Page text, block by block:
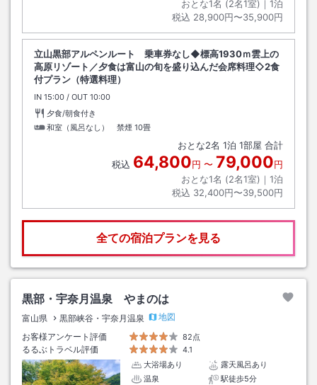
おとな1名 (2名1室)｜ 1泊
税込 28,900円〜35,900円
立山黒部アルペンルート 乗車券なし◆標高1930ｍ雲上の
高原リゾート／夕食は富山の旬を盛り込んだ会席料理◇2食
付プラン（特選料理）
IN チェックイン
15:00 / OUT チェックアウト
10:00
夕食/朝食付き
和室（風呂なし） 禁煙 10畳
おとな2名 1泊 1部屋 合計
税込 64,800円 〜 79,000円
おとな1名 (2名1室)｜ 1泊
税込 32,400円〜39,500円
全ての宿泊プランを見る
黒部・宇奈月温泉 やまのは
富山県 黒部峡谷・宇奈月温泉
地図
お客様アンケート評価
82点
るるぶトラベル評価
4.1
大浴場あり
露天風呂あり
温泉
駅徒歩5分